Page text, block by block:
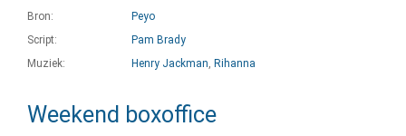
Bron:
Peyo
Script:
Pam Brady
Muziek:
Henry Jackman, Rihanna
Weekend boxoffice